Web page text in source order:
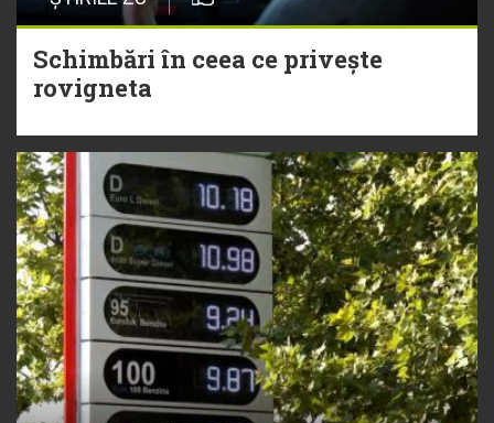
Schimbări în ceea ce privește
rovigneta